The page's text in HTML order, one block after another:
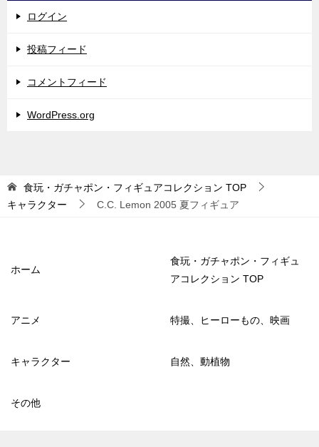
ログイン
投稿フィード
コメントフィード
WordPress.org
食玩・ガチャポン・フィギュアコレクション TOP
キャラクター
C.C. Lemon 2005 夏フィギュア
ホーム
食玩・ガチャポン・フィギュ
アコレクション TOP
アニメ 特撮、ヒーローもの、映画
キャラクター 自然、動植物
その他